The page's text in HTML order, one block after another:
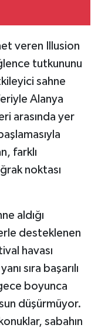
veren Illusion
tutkununu
sahne
Alanya
arasında yer
farklı
noktası
aldığı
desteklenen
havası
sıra başarılı
boyunca
düşürmüyor.
sabahın